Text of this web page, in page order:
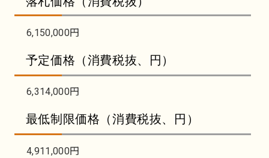
6,150,000円
予定価格（消費税抜、円）
6,314,000円
最低制限価格（消費税抜、円）
4,911,000円